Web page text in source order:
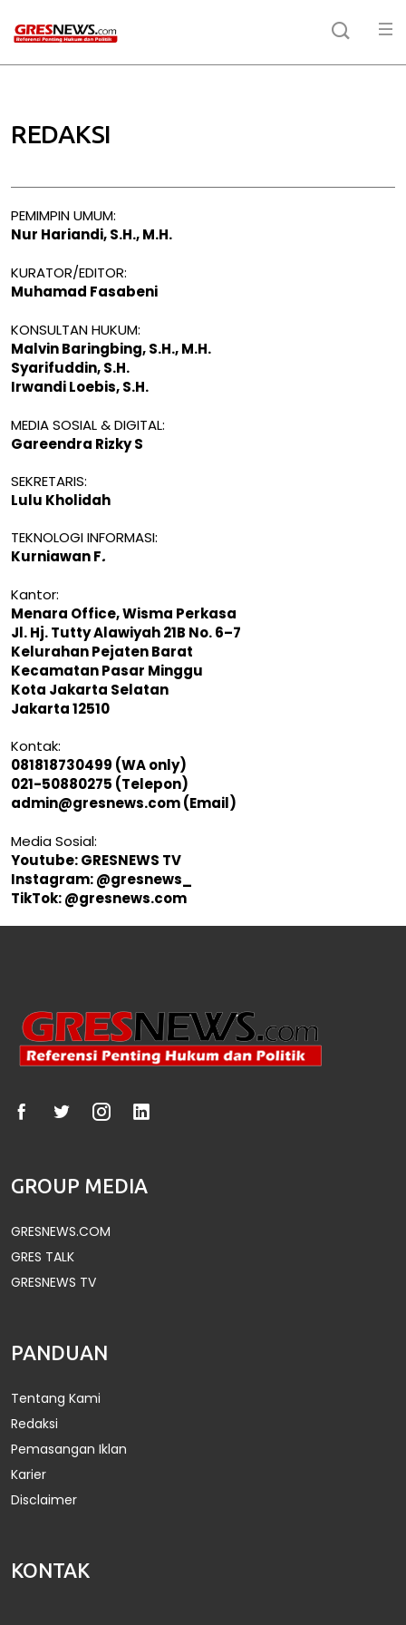
REDAKSI
PEMIMPIN UMUM:
Nur Hariandi, S.H., M.H.
KURATOR/EDITOR:
Muhamad Fasabeni
KONSULTAN HUKUM:
Malvin Baringbing, S.H., M.H.
Syarifuddin, S.H.
Irwandi Loebis, S.H.
MEDIA SOSIAL & DIGITAL:
Gareendra Rizky S
SEKRETARIS:
Lulu Kholidah
TEKNOLOGI INFORMASI:
Kurniawan F.
Kantor:
Menara Office, Wisma Perkasa
Jl. Hj. Tutty Alawiyah 21B No. 6–7
Kelurahan Pejaten Barat
Kecamatan Pasar Minggu
Kota Jakarta Selatan
Jakarta 12510
Kontak:
081818730499 (WA only)
021-50880275 (Telepon)
admin@gresnews.com(Email)
Media Sosial:
Youtube: GRESNEWS TV
Instagram: @gresnews_
TikTok: @gresnews.com
GROUP MEDIA
GRESNEWS.COM
GRES TALK
GRESNEWS TV
PANDUAN
Tentang Kami
Redaksi
Pemasangan Iklan
Karier
Disclaimer
KONTAK